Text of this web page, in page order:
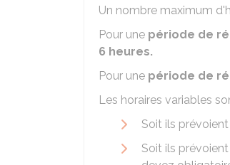
Un nombre maximum
Pour une période de
6 heures.
Pour une période de
Les horaires variables
Soit ils
Soit ils